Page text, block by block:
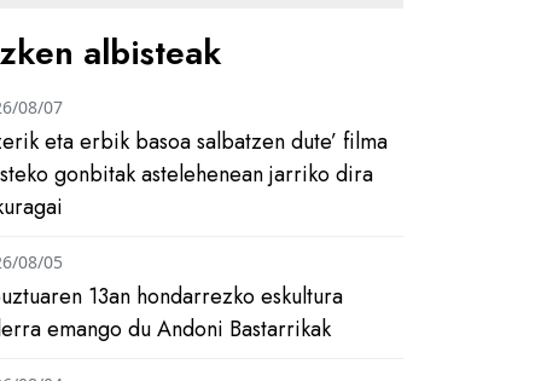
albisteak
eta erbik basoa salbatzen dute’ filma
gonbitak astelehenean jarriko dira
08/07
13an hondarrezko eskultura
emango du Andoni Bastarrikak
08/05